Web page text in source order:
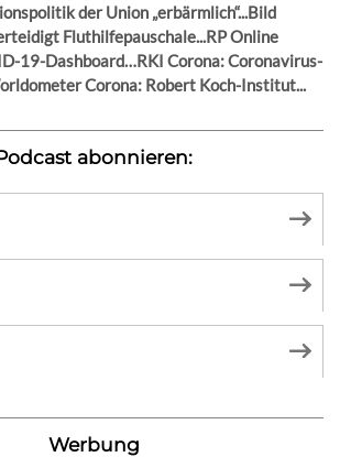
der Union „erbärmlich“...Bild
Fluthilfepauschale...RP Online
19-Dashboard…RKI Corona: Coronavirus-
Corona: Robert Koch-Institut...
abonnieren:
Werbung